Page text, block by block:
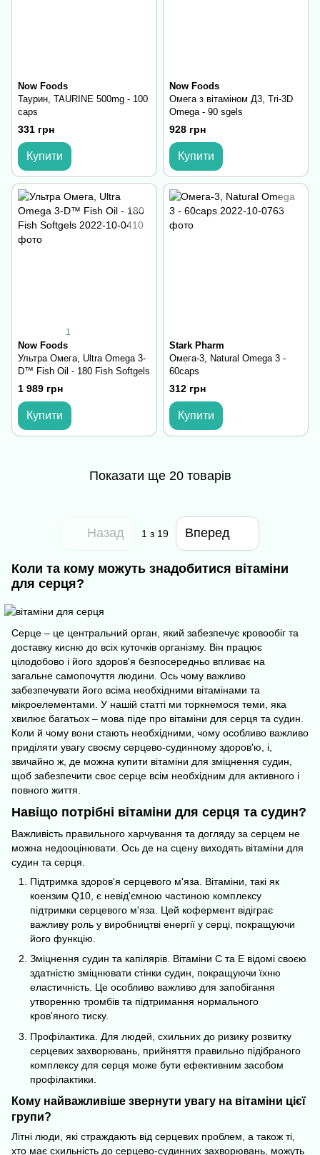
Now Foods
Таурин, TAURINE 500mg - 100
caps
331 грн
Купити
Now Foods
Омега з вітаміном Д3, Tri-3D
Omega - 90 sgels
928 грн
Купити
1
Now Foods
Ультра Омега, Ultra Omega 3-
D™ Fish Oil - 180 Fish Softgels
1 989 грн
Купити
Stark Pharm
Омега-3, Natural Omega 3 -
60caps
312 грн
Купити
Показати ще 20 товарів
Назад 1 з 19 Вперед
Коли та кому можуть знадобитися вітаміни
для серця?
Серце – це центральний орган, який забезпечує кровообіг та
доставку кисню до всіх куточків організму. Він працює
цілодобово і його здоров'я безпосередньо впливає на
загальне самопочуття людини. Ось чому важливо
забезпечувати його всіма необхідними вітамінами та
мікроелементами. У нашій статті ми торкнемося теми, яка
хвилює багатьох – мова піде про вітаміни для серця та судин.
Коли й чому вони стають необхідними, чому особливо важливо
приділяти увагу своєму серцево-судинному здоров'ю, і,
звичайно ж, де можна купити вітаміни для зміцнення судин,
щоб забезпечити своє серце всім необхідним для активного і
повного життя.
Навіщо потрібні вітаміни для серця та судин?
Важливість правильного харчування та догляду за серцем не
можна недооцінювати. Ось де на сцену виходять вітаміни для
судин та серця.
Підтримка здоров'я серцевого м'яза. Вітаміни, такі як
коензим Q10, є невід'ємною частиною комплексу
підтримки серцевого м'яза. Цей кофермент відіграє
важливу роль у виробництві енергії у серці, покращуючи
його функцію.
Зміцнення судин та капілярів. Вітаміни С та Е відомі своєю
здатністю зміцнювати стінки судин, покращуючи їхню
еластичність. Це особливо важливо для запобігання
утворенню тромбів та підтримання нормального
кров'яного тиску.
Профілактика. Для людей, схильних до ризику розвитку
серцевих захворювань, прийняття правильно підібраного
комплексу для серця може бути ефективним засобом
профілактики.
Кому найважливіше звернути увагу на вітаміни цієї
групи?
Літні люди, які страждають від серцевих проблем, а також ті,
хто має схильність до серцево-судинних захворювань, можуть